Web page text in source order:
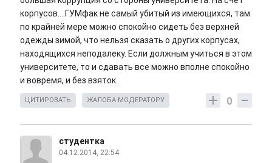
корпусов....ГУМфак не самый убитый из имеющихся, там
по крайней мере можно спокойно сидеть без верхней
одежды зимой, что нельзя сказать о других корпусах,
находящихся неподалеку. Если должным учиться в этом
университете, то и сдавать все можно вполне спокойно
и вовремя, и без взяток.
0
ЦИТИРОВАТЬ ЖАЛОБА МОДЕРАТОРУ
студентка
04.12.2014, 22:54